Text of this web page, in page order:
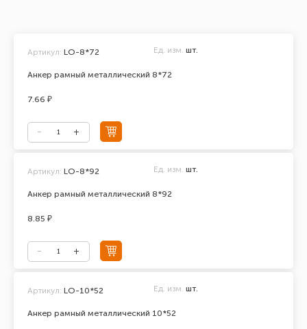
Анкер рамный металлический 8*72
Артикул: LO-8*72 Ед. изм. шт.
7.66 ₽
Анкер рамный металлический 8*92
Артикул: LO-8*92 Ед. изм. шт.
8.85 ₽
Анкер рамный металлический 10*52
Артикул: LO-10*52 Ед. изм. шт.